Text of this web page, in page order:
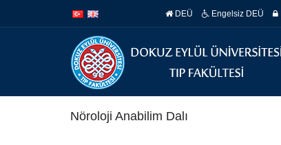
DEÜ Engelsiz DEÜ
Nöroloji Anabilim Dalı